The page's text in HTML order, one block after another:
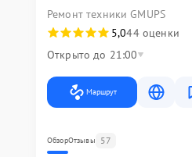
Ремонт техники GMUPS
5,044 оценки
Открыто до 21:00
Маршрут
ОбзорОтзывы 57